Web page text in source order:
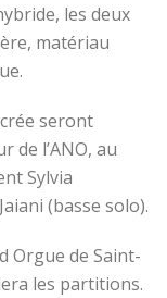
les deux
matériau
seront
de l’ANO, au
Sylvia
(basse solo).
Orgue de Saint-
les partitions.